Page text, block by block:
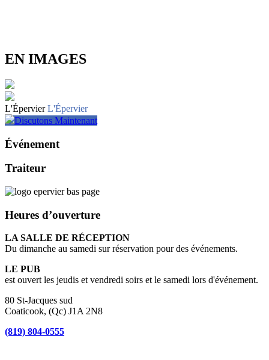
EN IMAGES
L'Épervier L'Épervier
Discutons Maintenant
Événement
Traiteur
Heures d’ouverture
LA SALLE DE RÉCEPTION
Du dimanche au samedi sur réservation pour des événements.
LE PUB
est ouvert les jeudis et vendredi soirs et le samedi lors d'événement.
80 St-Jacques sud
Coaticook, (Qc) J1A 2N8
(819) 804-0555